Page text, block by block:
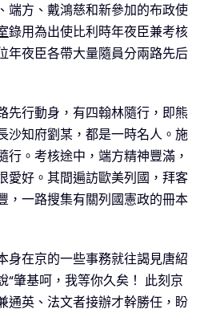
端方、戴鴻慈和新參加的布政使
錄用為出使比利時年夜臣兼考核
年夜臣各帶大量隨員分兩路先后
先行動身，有四翰林隨行，即熊
沙知府劉某，都是一時名人。施
。考核途中，端方精神豐滿，
愛好。其間遍訪歐美列國，拜客
，一路搜集有關列國憲政的冊本
身在京的一些事務就往謁見唐紹
“肇基呵，我等你久矣！ 此刻京
通英、法文者接辦才幹勝任，盼